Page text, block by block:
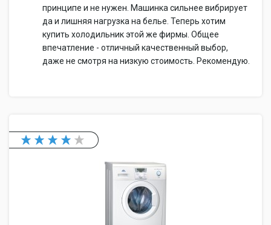
принципе и не нужен. Машинка сильнее вибрирует
да и лишняя нагрузка на белье. Теперь хотим
купить холодильник этой же фирмы. Общее
впечатление - отличный качественный выбор,
даже не смотря на низкую стоимость. Рекомендую.